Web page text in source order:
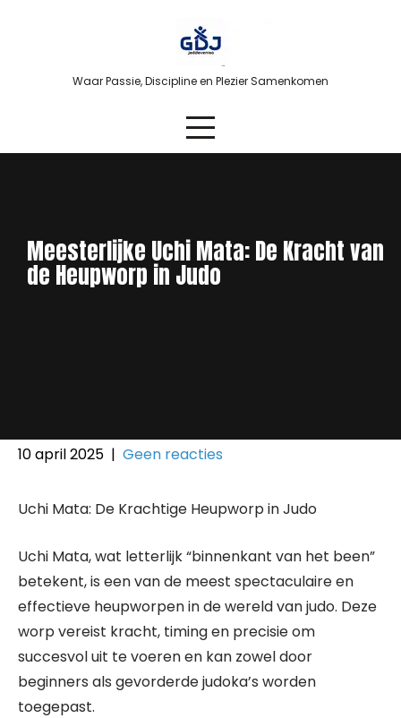
Waar Passie, Discipline en Plezier Samenkomen
Meesterlijke Uchi Mata: De Kracht van
de Heupworp in Judo
10 april 2025 | Geen reacties
Uchi Mata: De Krachtige Heupworp in Judo
Uchi Mata, wat letterlijk “binnenkant van het been”
betekent, is een van de meest spectaculaire en
effectieve heupworpen in de wereld van judo. Deze
worp vereist kracht, timing en precisie om
succesvol uit te voeren en kan zowel door
beginners als gevorderde judoka’s worden
toegepast.